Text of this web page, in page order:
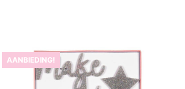
AANBIEDING!